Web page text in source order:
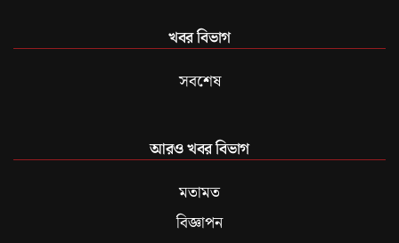
খবর বিভাগ
সবশেষ
আরও খবর বিভাগ
মতামত
বিজ্ঞাপন